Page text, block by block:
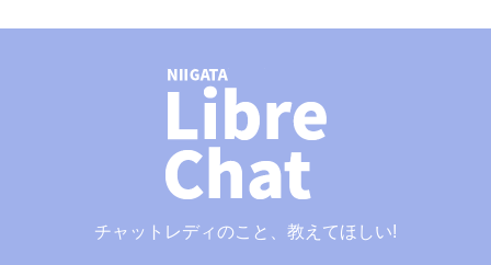
チャットレディのこと、教えてほしい!